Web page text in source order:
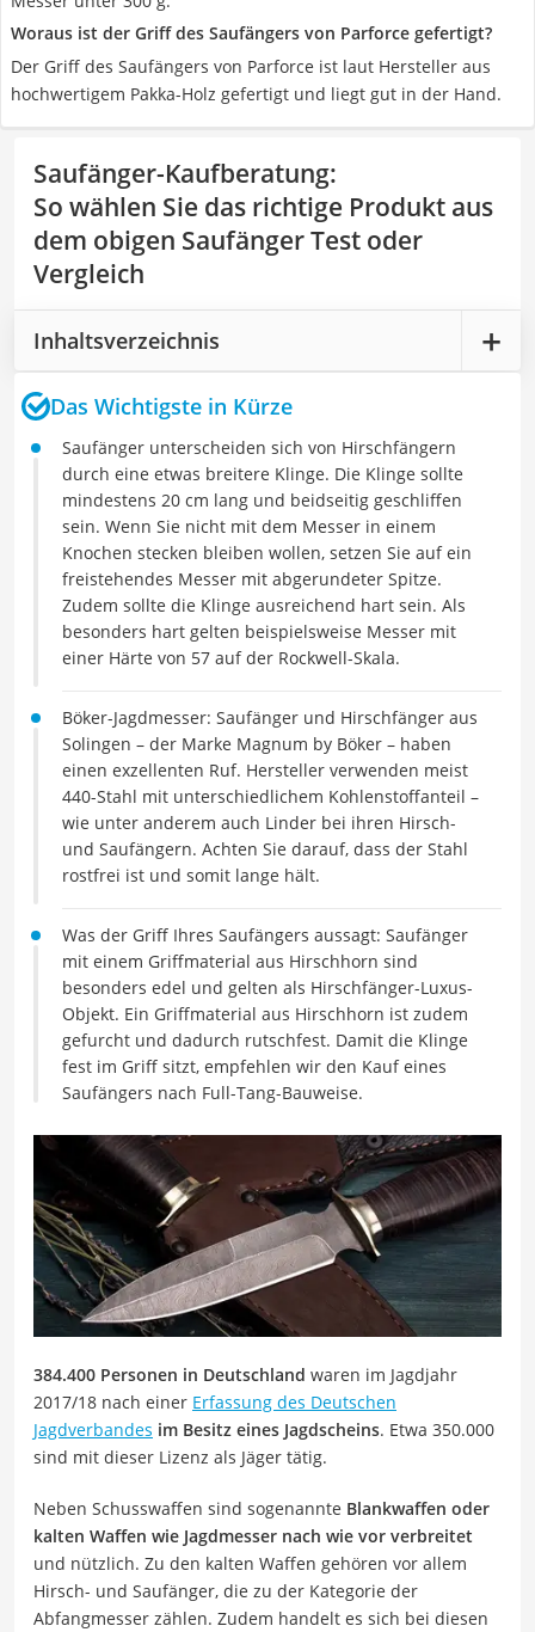
Woraus ist der Griff des Saufängers von Parforce gefertigt?
Der Griff des Saufängers von Parforce ist laut Hersteller aus
hochwertigem Pakka-Holz gefertigt und liegt gut in der Hand.
Saufänger-Kaufberatung:
So wählen Sie das richtige Produkt aus
dem obigen Saufänger Test oder
Vergleich
Inhaltsverzeichnis
Das Wichtigste in Kürze
Saufänger unterscheiden sich von Hirschfängern
durch eine etwas breitere Klinge. Die Klinge sollte
mindestens 20 cm lang und beidseitig geschliffen
sein. Wenn Sie nicht mit dem Messer in einem
Knochen stecken bleiben wollen, setzen Sie auf ein
freistehendes Messer mit abgerundeter Spitze.
Zudem sollte die Klinge ausreichend hart sein. Als
besonders hart gelten beispielsweise Messer mit
einer Härte von 57 auf der Rockwell-Skala.
Böker-Jagdmesser: Saufänger und Hirschfänger aus
Solingen – der Marke Magnum by Böker – haben
einen exzellenten Ruf. Hersteller verwenden meist
440-Stahl mit unterschiedlichem Kohlenstoffanteil –
wie unter anderem auch Linder bei ihren Hirsch-
und Saufängern. Achten Sie darauf, dass der Stahl
rostfrei ist und somit lange hält.
Was der Griff Ihres Saufängers aussagt: Saufänger
mit einem Griffmaterial aus Hirschhorn sind
besonders edel und gelten als Hirschfänger-Luxus-
Objekt. Ein Griffmaterial aus Hirschhorn ist zudem
gefurcht und dadurch rutschfest. Damit die Klinge
fest im Griff sitzt, empfehlen wir den Kauf eines
Saufängers nach Full-Tang-Bauweise.
384.400 Personen in Deutschland waren im Jagdjahr
2017/18 nach einer Erfassung des Deutschen
Jagdverbandes im Besitz eines Jagdscheins. Etwa 350.000
sind mit dieser Lizenz als Jäger tätig.
Neben Schusswaffen sind sogenannte Blankwaffen oder
kalten Waffen wie Jagdmesser nach wie vor verbreitet
und nützlich. Zu den kalten Waffen gehören vor allem
Hirsch- und Saufänger, die zu der Kategorie der
Abfangmesser zählen. Zudem handelt es sich bei diesen